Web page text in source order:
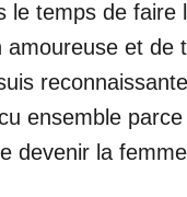
le temps de faire
amoureuse et de
ensemble
devenir la